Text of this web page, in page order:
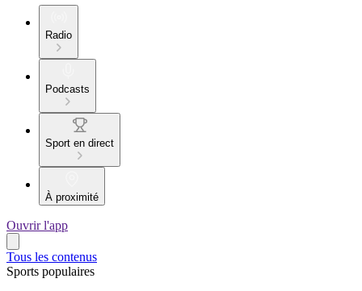
Radio
Podcasts
Sport en direct
À proximité
Ouvrir l'app
Tous les contenus
Sports populaires